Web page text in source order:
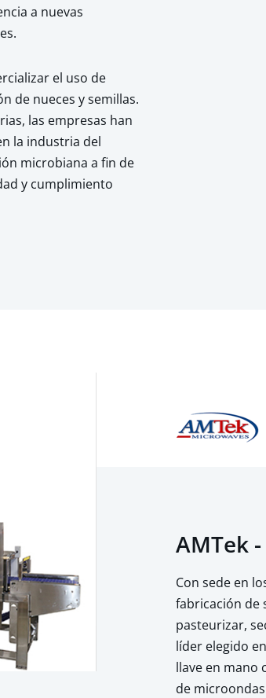
a nuevas
el uso de
de nueces y semillas.
las empresas han
la industria del
microbiana a fin de
y cumplimiento
AMTek
Con sede en
fabricación de
pasteurizar,
líder elegido
llave en mano
de